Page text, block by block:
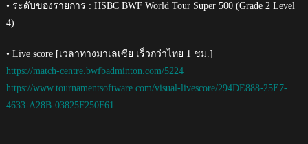
• ระดับของรายการ : HSBC BWF World Tour Super 500 (Grade 2 Level
4)
• Live score [เวลาทางมาเลเซีย เร็วกว่าไทย 1 ชม.]
https://match-centre.bwfbadminton.com/5224
https://www.tournamentsoftware.com/visual-livescore/294DE888-25E7-
4633-A28B-03825F250F61
.